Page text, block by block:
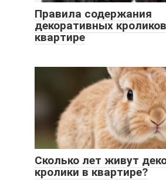
Правила содержания
декоративных
квартире
Сколько лет живут
кролики в квартире?